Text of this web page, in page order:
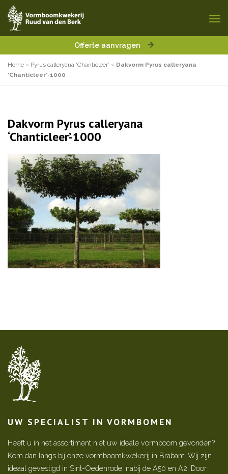
Offerte aanvragen
Home » Pyrus calleryana ‘Chanticleer’ » Dakvorm Pyrus calleryana
‘Chanticleer’-1000
Dakvorm Pyrus calleryana
‘Chanticleer’-1000
UW SPECIALIST IN VORMBOMEN
Heeft u in het assortiment niet uw ideale vormboom gevonden?
Kom dan langs bij onze vormboomkwekerij in Brabant! Wij zijn
ideaal gevestigd in Sint-Oedenrode, nabij de A50 en A2. Door